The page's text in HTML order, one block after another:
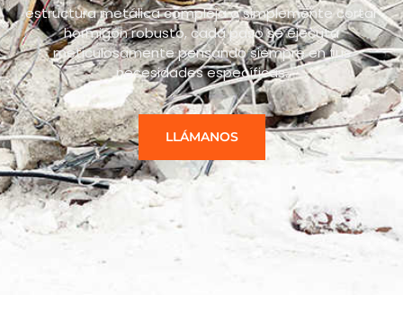
estructura metálica compleja o simplemente cortar
hormigón robusto, cada paso se ejecuta
meticulosamente pensando siempre en tus
necesidades específicas.
LLÁMANOS